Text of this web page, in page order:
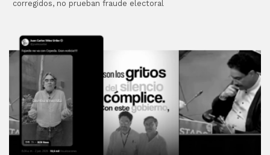
corregidos, no prueban fraude electoral